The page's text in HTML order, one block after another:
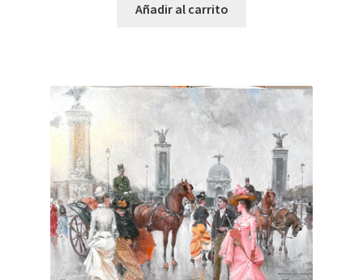
Añadir al carrito